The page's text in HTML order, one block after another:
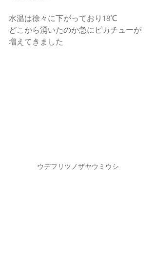
水温は徐々に下がっており18℃
どこから湧いたのか急にピカチューが
増えてきました
ウデフリツノザヤウミウシ